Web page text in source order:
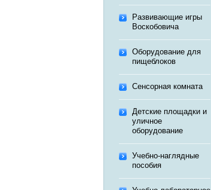
Развивающие игры
Воскобовича
Оборудование для
пищеблоков
Сенсорная комната
Детские площадки и
уличное
оборудование
Учебно-наглядные
пособия